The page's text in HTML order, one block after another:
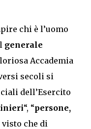
chi è l’uomo
generale
Accademia
secoli si
dell’Esercito
“, “persone,
visto che di